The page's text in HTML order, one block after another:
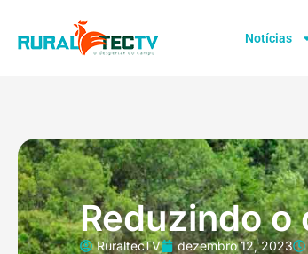
Notícias
Reduzindo
RuraltecTV dezembro 12, 2023